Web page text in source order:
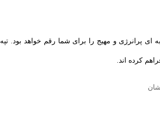
پرانرژی و مهیج را برای شما رقم خواهد بود. تپه‌
کرده ‌اند.